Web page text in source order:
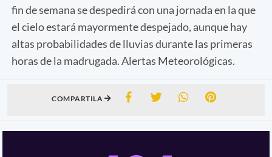
fin de semana se despedirá con una jornada en la que
el cielo estará mayormente despejado, aunque hay
altas probabilidades de lluvias durante las primeras
horas de la madrugada. Alertas Meteorológicas.
COMPARTILA